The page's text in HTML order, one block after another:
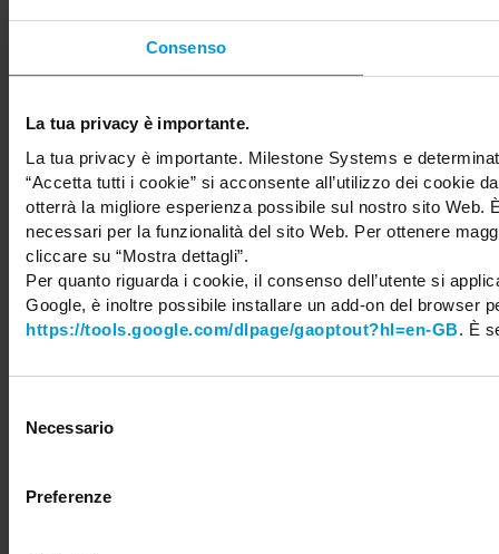
Consenso
La tua privacy è importante.
La tua privacy è importante. Milestone Systems e
“Accetta tutti i cookie” si acconsente all’utilizzo dei cookie
otterrà la migliore esperienza possibile sul nostro sito
necessari per la funzionalità del sito Web. Per ottenere
cliccare su “Mostra dettagli”.
Per quanto riguarda i cookie, il consenso dell’utente si
Google, è inoltre possibile installare un add-on del browser
https://tools.google.com/dlpage/gaoptout?hl=en-GB. È
delNecessario
Preferenze